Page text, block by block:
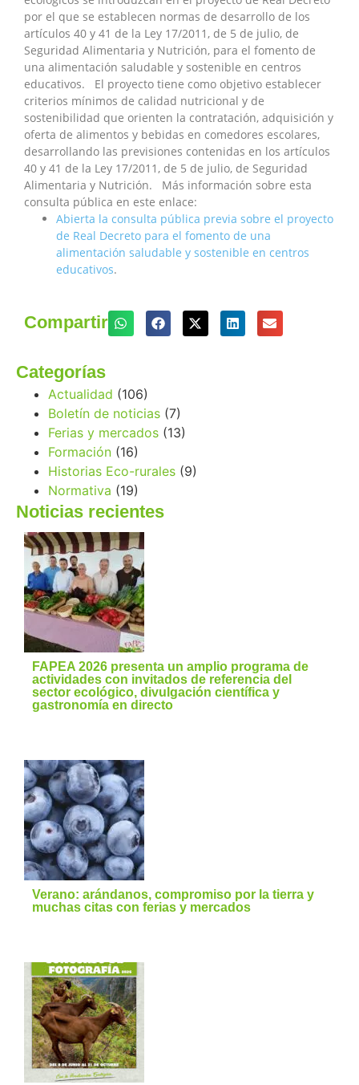
por el que se establecen normas de desarrollo de los
artículos 40 y 41 de la Ley 17/2011, de 5 de julio, de
Seguridad Alimentaria y Nutrición, para el fomento de
una alimentación saludable y sostenible en centros
educativos. El proyecto tiene como objetivo establecer
criterios mínimos de calidad nutricional y de
sostenibilidad que orienten la contratación, adquisición y
oferta de alimentos y bebidas en comedores escolares,
desarrollando las previsiones contenidas en los artículos
40 y 41 de la Ley 17/2011, de 5 de julio, de Seguridad
Alimentaria y Nutrición. Más información sobre esta
consulta pública en este enlace:
Abierta la consulta pública previa sobre el proyecto
de Real Decreto para el fomento de una
alimentación saludable y sostenible en centros
educativos.
Compartir
Categorías
Actualidad (106)
Boletín de noticias (7)
Ferias y mercados (13)
Formación (16)
Historias Eco-rurales (9)
Normativa (19)
Noticias recientes
FAPEA 2026 presenta un amplio programa de
actividades con invitados de referencia del
sector ecológico, divulgación científica y
gastronomía en directo
Verano: arándanos, compromiso por la tierra y
muchas citas con ferias y mercados